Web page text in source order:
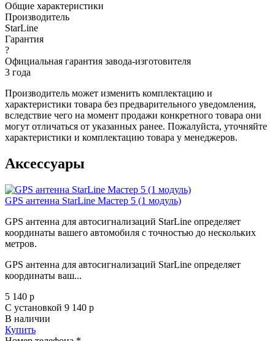
Общие характеристики
Производитель
StarLine
Гарантия
?
Официальная гарантия завода-изготовителя
3 года
Производитель может изменить комплектацию и
характеристики товара без предварительного уведомления,
вследствие чего на момент продажи конкретного товара они
могут отличаться от указанных ранее. Пожалуйста, уточняйте
характеристики и комплектацию товара у менеджеров.
Аксессуары
GPS антенна StarLine Мастер 5 (1 модуль)
GPS антенна для автосигнализаций StarLine определяет
координаты вашего автомобиля с точностью до нескольких
метров.
GPS антенна для автосигнализаций StarLine определяет
координаты ваш...
5 140 p
С установкой 9 140 p
В наличии
Купить